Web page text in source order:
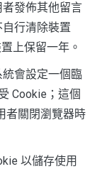
發佈其他留言
行清除裝置
上保留一年。
會設定一個臨
Cookie；這個
者關閉瀏覽器時
以儲存使用